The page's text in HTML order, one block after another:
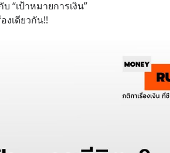
“เป้าหมายการเงิน”
งเดียวกัน!!